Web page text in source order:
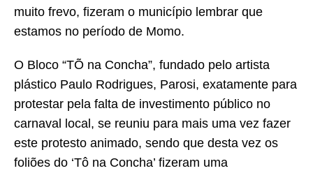
muito frevo, fizeram o município lembrar que
estamos no período de Momo.
O Bloco “TÕ na Concha”, fundado pelo artista
plástico Paulo Rodrigues, Parosi, exatamente para
protestar pela falta de investimento público no
carnaval local, se reuniu para mais uma vez fazer
este protesto animado, sendo que desta vez os
foliões do ‘Tô na Concha’ fizeram uma